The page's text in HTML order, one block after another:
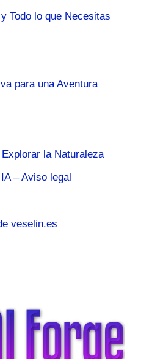
Todo lo que Necesitas
para una Aventura
la Naturaleza
– Aviso legal
veselin.es